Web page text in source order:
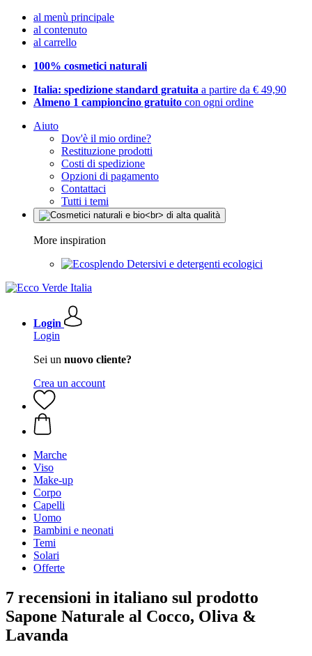
al menù principale
al contenuto
al carrello
100% cosmetici naturali
Italia: spedizione standard gratuita a partire da € 49,90
Almeno 1 campioncino gratuito con ogni ordine
Aiuto
Dov'è il mio ordine?
Restituzione prodotti
Costi di spedizione
Opzioni di pagamento
Contattaci
Tutti i temi
More inspiration
Detersivi e detergenti ecologici
Login
Login
Sei un nuovo cliente?
Crea un account
Marche
Viso
Make-up
Corpo
Capelli
Uomo
Bambini e neonati
Temi
Solari
Offerte
7 recensioni in italiano sul prodotto
Sapone Naturale al Cocco, Oliva &
Lavanda